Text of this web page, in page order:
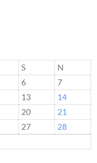
S
N
6
7
13
14
20
21
27
28